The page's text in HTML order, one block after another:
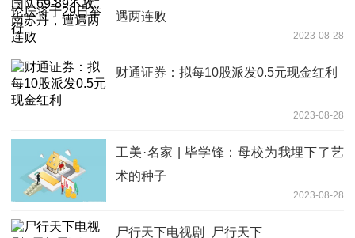
遇两连败
2023-08-28
财通证券：拟每10股派发0.5元现金红利
2023-08-28
工美·名家 | 毕学锋：母校为我埋下了艺
术的种子
2023-08-28
尸行天下电视剧_尸行天下